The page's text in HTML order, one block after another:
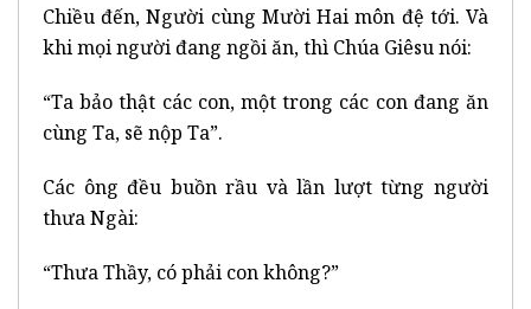
Chiều đến, Người cùng Mười Hai môn đệ tới. Và
khi mọi người đang ngồi ăn, thì Chúa Giêsu nói:
“Ta bảo thật các con, một trong các con đang ăn
cùng Ta, sẽ nộp Ta”.
Các ông đều buồn rầu và lần lượt từng người
thưa Ngài:
“Thưa Thầy, có phải con không?”